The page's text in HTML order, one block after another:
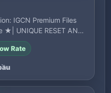
IGCN Premium Files
UNIQUE RESET AND
Rate